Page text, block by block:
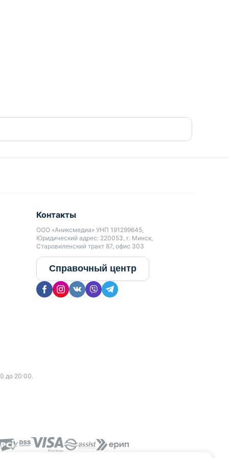
до 20:00.
Контакты
ООО «Аниксмедиа» УНП 191299645,
Юридический адрес: 220053, г. Минск,
Старовиленский тракт 87, офис 303
Справочный центр